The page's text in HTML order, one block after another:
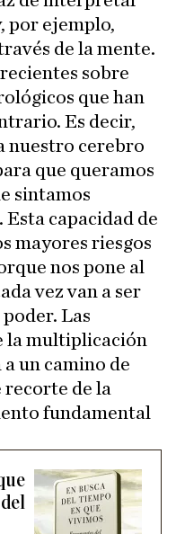
por ejemplo,
de la mente.
sobre
que han
Es decir,
nuestro cerebro
que queramos
sintamos
capacidad de
mayores riesgos
nos pone al
vez van a ser
Las
la multiplicación
a un camino de
de la
fundamental